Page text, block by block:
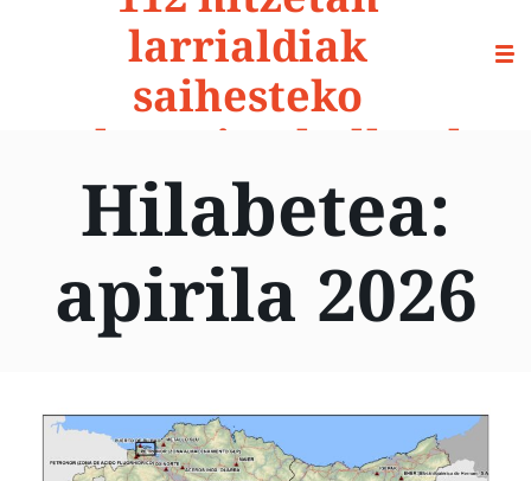
larrialdiak
saihesteko
prebentzio-aholkuak
Hilabetea:
apirila 2026